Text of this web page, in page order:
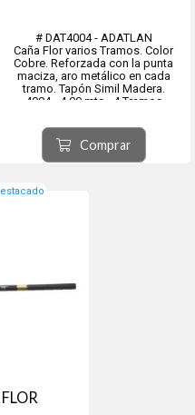
# DAT4004 - ADATLAN
Caña Flor varios Tramos. Color
Cobre. Reforzada con la punta
maciza, aro metálico en cada
tramo. Tapón Simil Madera.
4004 - 4,00 mts - 4 Tramos
Comprar